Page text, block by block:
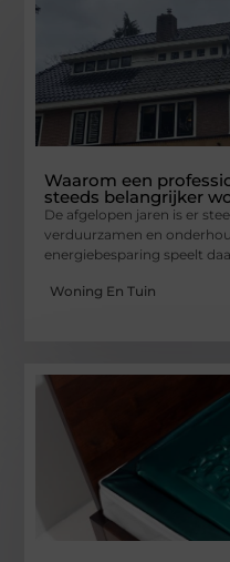
Waarom een
steeds belangrijker
De afgelopen jaren is er
verduurzamen en
energiebesparing speelt
Woning En Tuin